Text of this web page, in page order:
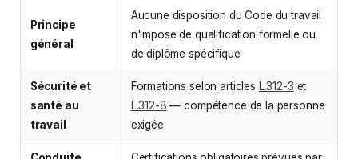
Principe
général
Aucune disposition du Code du travail
n'impose de qualification formelle ou
de diplôme spécifique
Sécurité et
santé au
travail
Formations selon articles L.312-3 et
L.312-8 — compétence de la personne
exigée